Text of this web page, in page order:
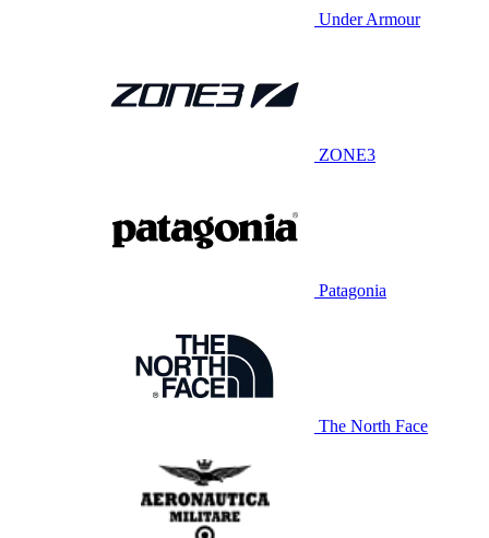
Under Armour
ZONE3
Patagonia
The North Face